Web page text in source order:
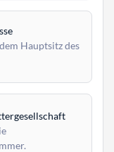
Hauptsitz des